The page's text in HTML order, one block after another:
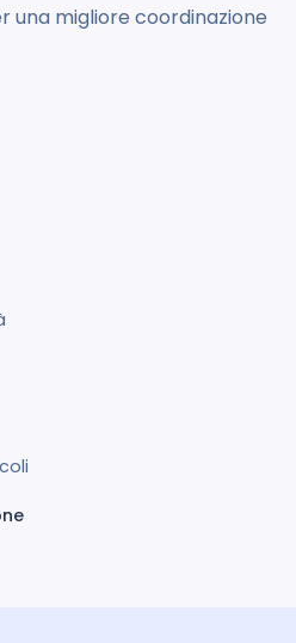
una migliore coordinazione